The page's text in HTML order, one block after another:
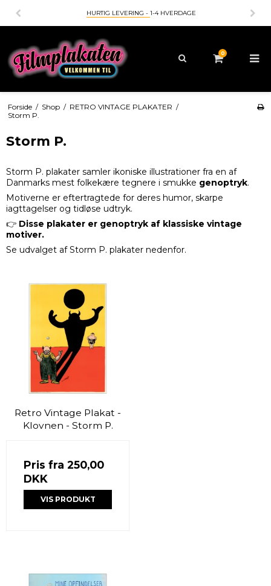
BETALING MED - KORT - MOBILEPAY - APPLEPAY - GOOGLEPAY
0
Forside / Shop / RETRO VINTAGE PLAKATER /
Storm P.
Storm P.
Storm P. plakater samler ikoniske illustrationer fra en af
Danmarks mest folkekære tegnere i smukke genoptryk.
Motiverne er eftertragtede for deres humor, skarpe
iagttagelser og tidløse udtryk.
👉 Disse plakater er genoptryk af klassiske vintage
motiver.
Se udvalget af Storm P. plakater nedenfor.
Retro Vintage Plakat -
Klovnen - Storm P.
Pris fra 250,00
DKK
VIS PRODUKT